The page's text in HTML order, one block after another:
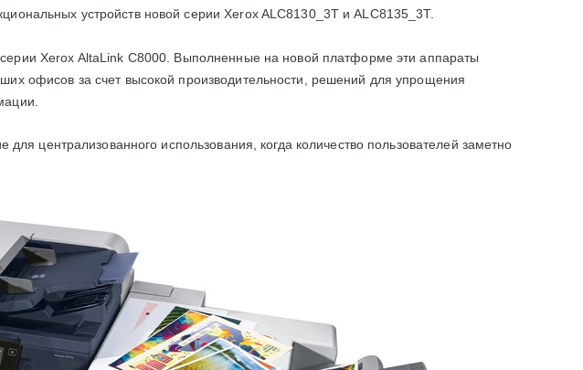
устройств новой серии Xerox ALC8130_3T и ALC8135_3T.
Xerox AltaLink С8000. Выполненные на новой платформе эти аппараты
офисов за счет высокой производительности, решений для упрощения
централизованного использования, когда количество пользователей заметно